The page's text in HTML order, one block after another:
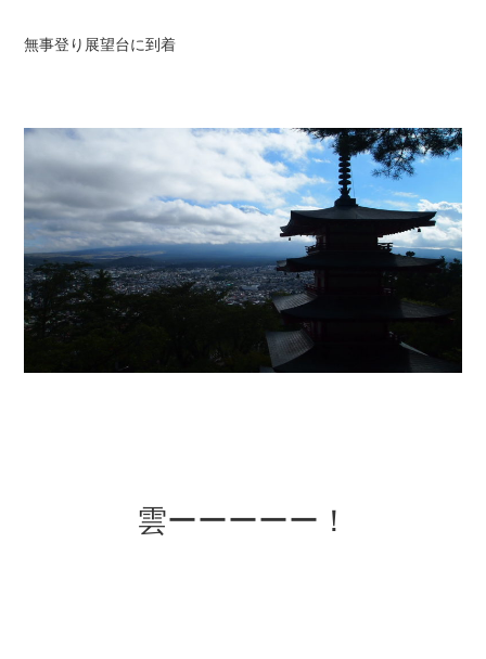
無事登り展望台に到着
雲ーーーーー！